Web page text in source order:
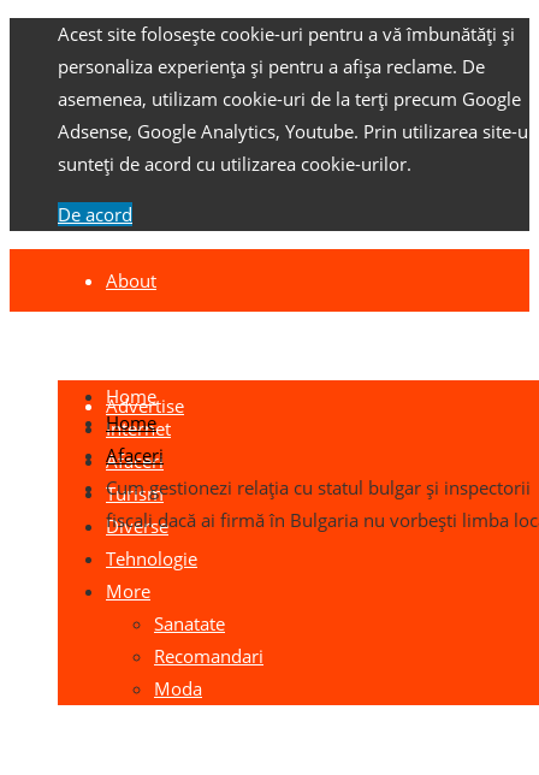
Acest site folosește cookie-uri pentru a vă îmbunătăți și
personaliza experiența și pentru a afișa reclame. De
asemenea, utilizam cookie-uri de la terți precum Google
Adsense, Google Analytics, Youtube. Prin utilizarea site-
sunteți de acord cu utilizarea cookie-urilor.
De acord
About
Advertise
Home
Internet
Afaceri
Turism
Diverse
Tehnologie
More
Sanatate
Recomandari
Moda
Home
Afaceri
Cum gestionezi relația cu statul bulgar și inspectorii
fiscali dacă ai firmă în Bulgaria nu vorbești limba